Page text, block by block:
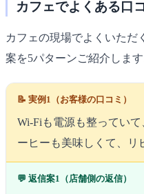
カフェでよくある口
カフェの現場でよくいただ
案を5パターンご紹介します
📝 実例1（お客様の口コミ）
Wi-Fiも電源も整ってい
ーヒーも美味しくて、リ
💬 返信案1（店舗側の返信）